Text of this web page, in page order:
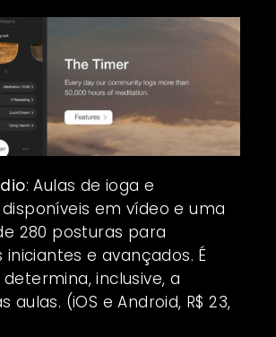
: Aulas de ioga e
em vídeo e uma
280 posturas para
e avançados. É
inclusive, a
aulas. (iOS e Android, R$ 23,